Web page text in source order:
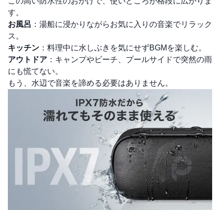
す。
お風呂 ：湯船に浸かりながらお気に入りの音楽でリラック
ス。
キッチン ：料理中に水しぶきを気にせずBGMを楽しむ。
アウトドア ：キャンプやビーチ、プールサイドで突然の雨
にも慌てない。
もう、水辺で音楽を諦める必要はありません。